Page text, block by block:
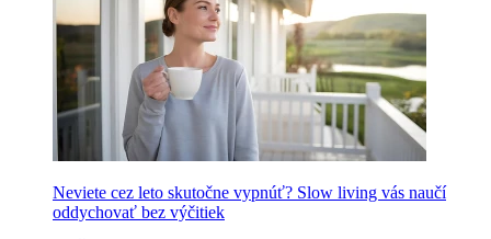
Neviete cez leto skutočne vypnúť? Slow living vás naučí
oddychovať bez výčitiek